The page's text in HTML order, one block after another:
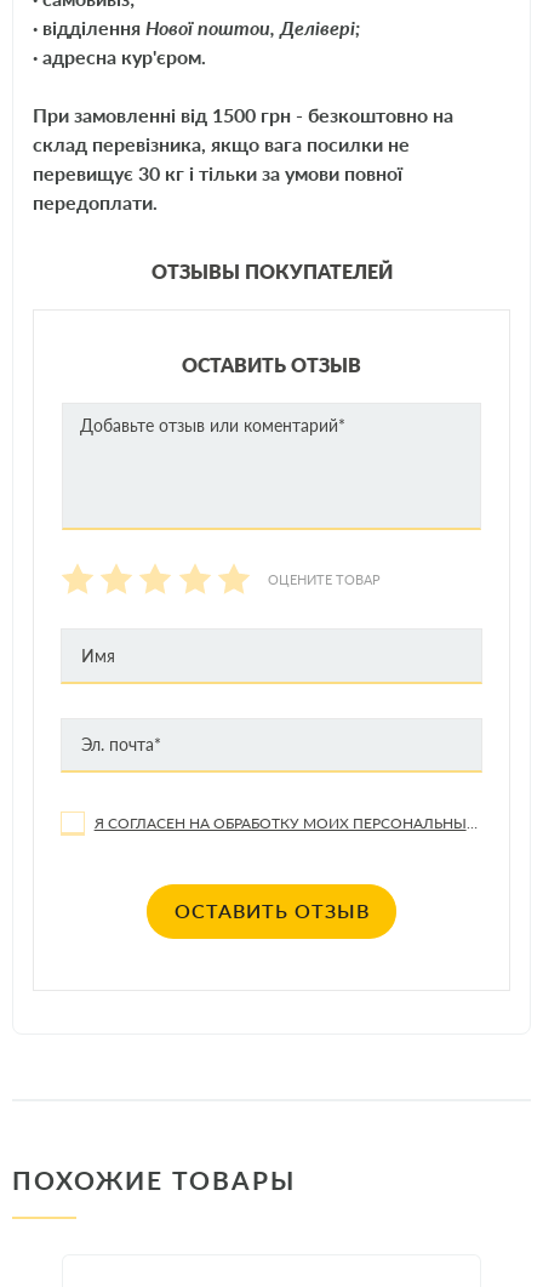
· відділення Нової поштои, Делівері;
· адресна кур'єром.
При замовленні від 1500 грн - безкоштовно на
склад перевізника, якщо вага посилки не
перевищує 30 кг і тільки за умови повної
передоплати.
ОТЗЫВЫ ПОКУПАТЕЛЕЙ
ОСТАВИТЬ ОТЗЫВ
ОЦЕНИТЕ ТОВАР
ОСТАВИТЬ ОТЗЫВ
ПОХОЖИЕ ТОВАРЫ